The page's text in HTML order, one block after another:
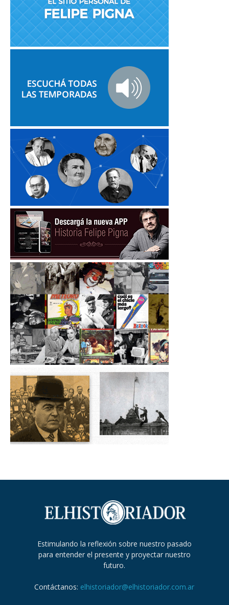
Estimulando la reflexión sobre nuestro pasado
para entender el presente y proyectar nuestro
futuro.
Contáctanos: elhistoriador@elhistoriador.com.ar